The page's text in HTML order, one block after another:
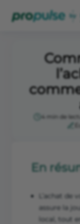
4 min de
En
L’achat
assure la
local, tout